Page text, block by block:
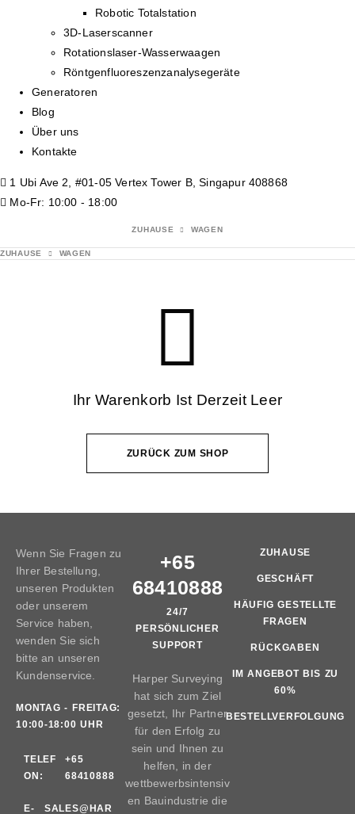
Robotic Totalstation
3D-Laserscanner
Rotationslaser-Wasserwaagen
Röntgenfluoreszenzanalysegeräte
Generatoren
Blog
Über uns
Kontakte
1 Ubi Ave 2, #01-05 Vertex Tower B, Singapur 408868
Mo-Fr: 10:00 - 18:00
ZUHAUSE WAGEN
ZUHAUSE WAGEN
Ihr Warenkorb Ist Derzeit Leer
ZURÜCK ZUM SHOP
Wenn Sie Fragen zu
Ihrer Bestellung,
unseren Produkten
oder unserem
Service haben,
wenden Sie sich
bitte an unseren
Kundenservice.
MONTAG - FREITAG:
10:00-18:00 UHR
TELEF
ON:
+65
68410888
E- SALES@HAR
+65
68410888
24/7
PERSÖNLICHER
SUPPORT
Harper Surveying
hat sich zum Ziel
gesetzt, Ihr Partner
für den Erfolg zu
sein und Ihnen zu
helfen, in der
wettbewerbsintensiv
en Bauindustrie die
ZUHAUSE
GESCHÄFT
HÄUFIG GESTELLTE
FRAGEN
RÜCKGABEN
IM ANGEBOT BIS ZU
60%
BESTELLVERFOLGUNG